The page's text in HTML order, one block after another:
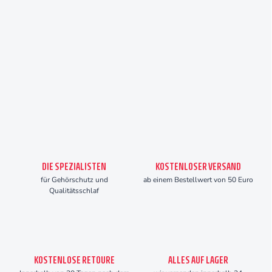
DIE SPEZIALISTEN
für Gehörschutz und
Qualitätsschlaf
KOSTENLOSER VERSAND
ab einem Bestellwert von 50 Euro
KOSTENLOSE RETOURE ALLES AUF LAGER